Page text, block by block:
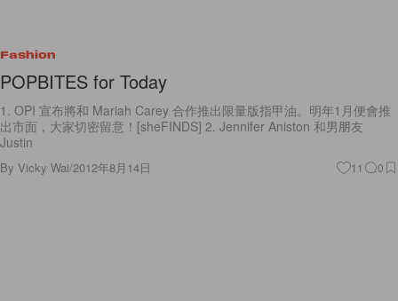
Fashion
POPBITES for Today
1. OPI 宣布將和 Mariah Carey 合作推出限量版指甲油。明年1月便會推
出市面，大家切密留意！[sheFINDS] 2. Jennifer Aniston 和男朋友
Justin
By Vicky Wai/2012年8月14日 11 0